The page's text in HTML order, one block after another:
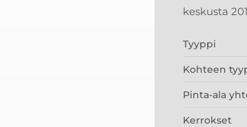
keskusta
Tyyppi
Kohteen
Pinta-ala
Kerrokset